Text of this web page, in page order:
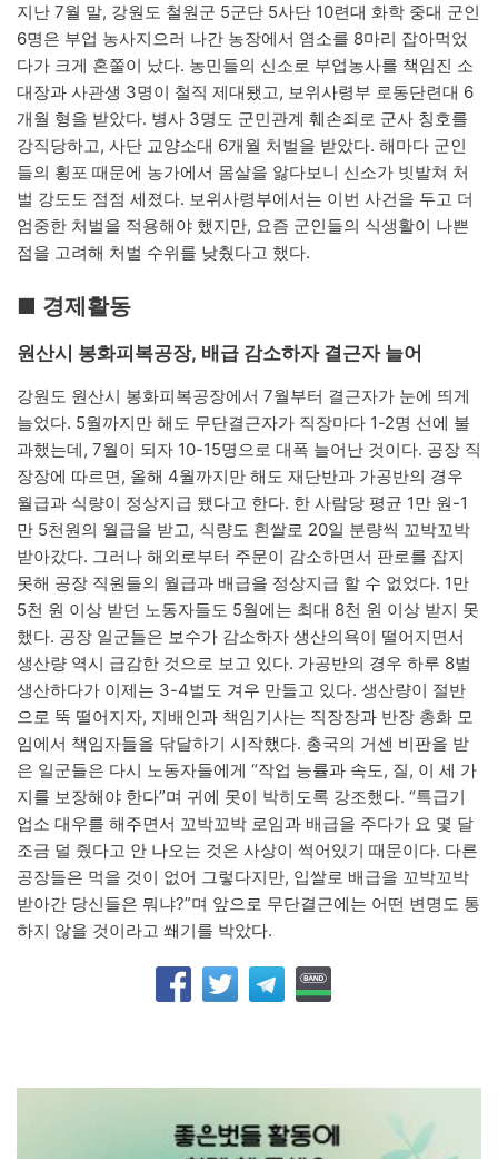
지난 7월 말, 강원도 철원군 5군단 5사단 10련대 화학 중대 군인
6명은 부업 농사지으러 나간 농장에서 염소를 8마리 잡아먹었
다가 크게 혼쭐이 났다. 농민들의 신소로 부업농사를 책임진 소
대장과 사관생 3명이 철직 제대됐고, 보위사령부 로동단련대 6
개월 형을 받았다. 병사 3명도 군민관계 훼손죄로 군사 칭호를
강직당하고, 사단 교양소대 6개월 처벌을 받았다. 해마다 군인
들의 횡포 때문에 농가에서 몸살을 앓다보니 신소가 빗발쳐 처
벌 강도도 점점 세졌다. 보위사령부에서는 이번 사건을 두고 더
엄중한 처벌을 적용해야 했지만, 요즘 군인들의 식생활이 나쁜
점을 고려해 처벌 수위를 낮췄다고 했다.
■ 경제활동
원산시 봉화피복공장, 배급 감소하자 결근자 늘어
강원도 원산시 봉화피복공장에서 7월부터 결근자가 눈에 띄게
늘었다. 5월까지만 해도 무단결근자가 직장마다 1-2명 선에 불
과했는데, 7월이 되자 10-15명으로 대폭 늘어난 것이다. 공장 직
장장에 따르면, 올해 4월까지만 해도 재단반과 가공반의 경우
월급과 식량이 정상지급 됐다고 한다. 한 사람당 평균 1만 원-1
만 5천원의 월급을 받고, 식량도 흰쌀로 20일 분량씩 꼬박꼬박
받아갔다. 그러나 해외로부터 주문이 감소하면서 판로를 잡지
못해 공장 직원들의 월급과 배급을 정상지급 할 수 없었다. 1만
5천 원 이상 받던 노동자들도 5월에는 최대 8천 원 이상 받지 못
했다. 공장 일군들은 보수가 감소하자 생산의욕이 떨어지면서
생산량 역시 급감한 것으로 보고 있다. 가공반의 경우 하루 8벌
생산하다가 이제는 3-4벌도 겨우 만들고 있다. 생산량이 절반
으로 뚝 떨어지자, 지배인과 책임기사는 직장장과 반장 총화 모
임에서 책임자들을 닦달하기 시작했다. 총국의 거센 비판을 받
은 일군들은 다시 노동자들에게 “작업 능률과 속도, 질, 이 세 가
지를 보장해야 한다”며 귀에 못이 박히도록 강조했다. “특급기
업소 대우를 해주면서 꼬박꼬박 로임과 배급을 주다가 요 몇 달
조금 덜 줬다고 안 나오는 것은 사상이 썩어있기 때문이다. 다른
공장들은 먹을 것이 없어 그렇다지만, 입쌀로 배급을 꼬박꼬박
받아간 당신들은 뭐냐?”며 앞으로 무단결근에는 어떤 변명도 통
하지 않을 것이라고 쐐기를 박았다.